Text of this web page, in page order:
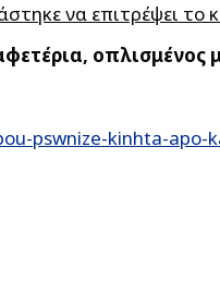
να επιτρέψει το
οπλισμένος
pswnize-kinhta-